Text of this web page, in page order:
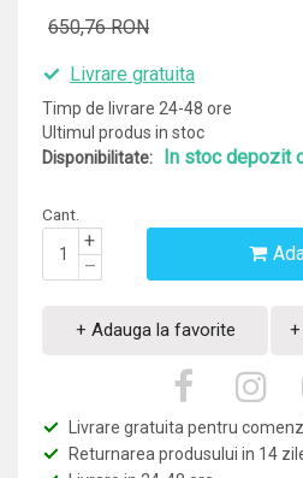
650,76 RON
Livrare gratuita
Timp de livrare 24-48 ore
Ultimul produs in stoc
Disponibilitate:
In stoc depozit
Cant.
+
–
+ Adauga la favorite
Livrare gratuita pentru
Returnarea produsului in 14